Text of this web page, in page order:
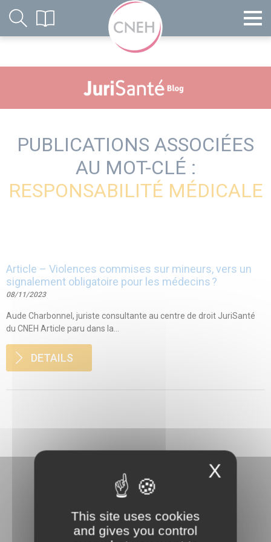
PUBLICATIONS ASSOCIÉES
AU MOT-CLÉ :
RESPONSABILITÉ MÉDICALE
Article – Violences commises sur mineurs, vers un
signalement obligatoire pour les médecins ?
08/11/2023
Aude Charbonnel, juriste consultante au centre de droit JuriSanté
du CNEH Article paru dans la...
DETAILS
3 rue Danton
X
This site uses cookies
and gives you control